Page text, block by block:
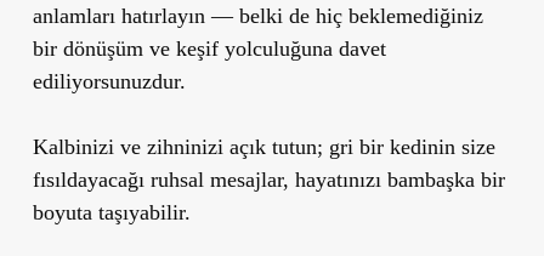
anlamları hatırlayın — belki de hiç beklemediğiniz
bir dönüşüm ve keşif yolculuğuna davet
ediliyorsunuzdur.
Kalbinizi ve zihninizi açık tutun; gri bir kedinin size
fısıldayacağı ruhsal mesajlar, hayatınızı bambaşka bir
boyuta taşıyabilir.